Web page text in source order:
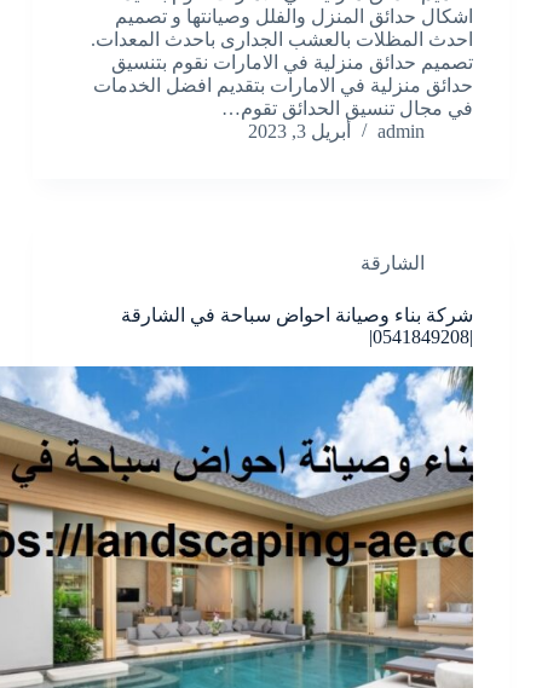
اشكال حدائق المنزل والفلل وصيانتها و تصميم
احدث المظلات بالعشب الجدارى باحدث المعدات.
تصميم حدائق منزلية في الامارات نقوم بتنسيق
حدائق منزلية في الامارات بتقديم افضل الخدمات
في مجال تنسيق الحدائق تقوم…
admin
أبريل 3, 2023
الشارقة
شركة بناء وصيانة احواض سباحة في الشارقة
|0541849208|